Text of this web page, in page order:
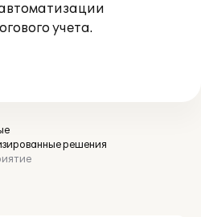
учета.
решения